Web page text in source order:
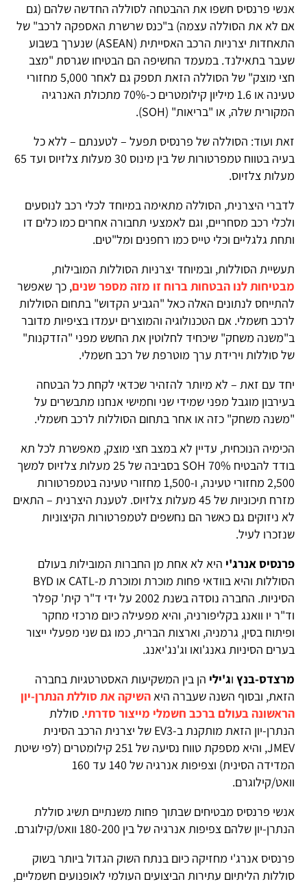
אנשי פרנסיס חשפו את ההבטחה לסוללה החדשה שלהם (גם
אם לא את הסוללה עצמה) ב"כנס שרשרת האספקה לרכב" של
התאחדות יצרניות הרכב האסייתית (ASEAN) שנערך בשבוע
שעבר בתאילנד. במעמד החשיפה הם הבטיחו שגרסת "מצב
חצי מוצק" של הסוללה הזאת תספק גם לאחר 5,000 מחזורי
טעינה או 1.6 מיליון קילומטרים כ-70% מתכולת האנרגיה
המקורית שלה, או "בריאות" (SOH).
זאת ועוד: הסוללה של פרנסיס תפעל – לטענתם – ללא כל
בעיה בטווח טמפרטורות של בין מינוס 30 מעלות צלזיוס ועד 65
מעלות צלזיוס.
לדברי היצרנית, הסוללה מתאימה במיוחד לכלי רכב לנוסעים
ולכלי רכב מסחריים, וגם לאמצעי תחבורה אחרים כמו כלים דו
ותחת גלגליים וכלי טייס כמו רחפנים ומל"טים.
תעשיית הסוללות, ובמיוחד יצרניות הסוללות המובילות,
מבטיחות לנו הבטחות ברוח זו מזה מספר שנים, כך שאפשר
להתייחס לנתונים האלה כאל "הגביע הקדוש" בתחום הסוללות
לרכב חשמלי. אם הטכנולוגיה והמוצרים יעמדו בציפיות מדובר
ב"משנה משחק" שיכחיד לחלוטין את החשש מפני "הזדקנות"
של סוללות וירידת ערך מוטרפת של רכב חשמלי.
יחד עם זאת – לא מיותר להזהיר שכדאי לקחת כל הבטחה
בעירבון מוגבל מפני שמידי שני וחמישי אנחנו מתבשרים על
"משנה משחק" כזה או אחר בתחום הסוללות לרכב חשמלי.
הכימיה הנוכחית, עדיין לא במצב חצי מוצק, מאפשרת לכל תא
בודד להבטיח 70% SOH בסביבה של 25 מעלות צלזיוס למשך
2,500 מחזורי טעינה, ו-1,500 מחזורי טעינה בטמפרטורות
מזרח תיכוניות של 45 מעלות צלזיוס. לטענת היצרנית – התאים
לא ניזוקים גם כאשר הם נחשפים לטמפרטורות הקיצוניות
שנזכרו לעיל.
פרנסיס אנרג'י היא לא אחת מן החברות המובילות בעולם
הסוללות והיא בוודאי פחות מוכרת ומוכרת מ-CATL או BYD
הסיניות. החברה נוסדה בשנת 2002 על ידי ד"ר קית' קפלר
וד"ר יו וואנג בקליפורניה, והיא מפעילה כיום מרכזי מחקר
ופיתוח בסין, גרמניה, וארצות הברית, כמו גם שני מפעלי ייצור
בערים הסיניות גאנג'ואו וג'נג'יאנג.
מרצדס-בנץ וג'ילי הן בין המשקיעות האסטרטגיות בחברה
הזאת, ובסוף השנה שעברה היאהשיקה את סוללת הנתרן-יון
הראשונה בעולם ברכב חשמלי מייצור סדרתי. סוללת
הנתרן-יון הזאת מותקנת ב-EV3 של יצרנית הרכב הסינית
JMEV, והיא מספקת טווח נסיעה של 251 קילומטרים (לפי שיטת
המדידה הסינית) וצפיפות אנרגיה של 140 עד 160
וואט/קילוגרם.
אנשי פרנסיס מבטיחים שבתוך פחות משנתיים תשיג סוללת
הנתרן-יון שלהם צפיפות אנרגיה של בין 180-200 וואט/קילוגרם.
פרנסיס אנרג'י מחזיקה כיום בנתח השוק הגדול ביותר בשוק
סוללות הליתיום עתירות הביצועים העולמי לאופנועים חשמליים,